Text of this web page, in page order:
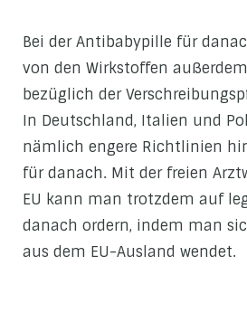
Bei der Antibabypille für
von den Wirkstoffen
bezüglich der
In Deutschland, Italien und
nämlich engere Richtlinien
für danach. Mit der freien
EU kann man trotzdem auf
danach ordern, indem man
aus dem EU-Ausland wendet.